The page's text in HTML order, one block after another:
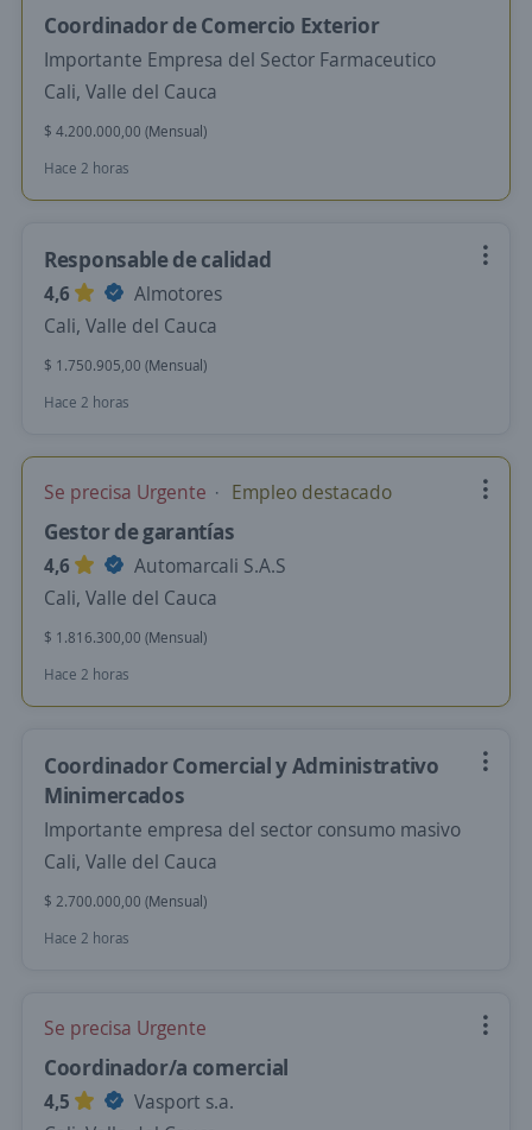
Coordinador de Comercio Exterior
Importante Empresa del Sector Farmaceutico
Cali, Valle del Cauca
$ 4.200.000,00 (Mensual)
Hace 2 horas
Responsable de calidad
4,6
Almotores
Cali, Valle del Cauca
$ 1.750.905,00 (Mensual)
Hace 2 horas
Se precisa Urgente Empleo destacado
Gestor de garantías
4,6
Automarcali S.A.S
Cali, Valle del Cauca
$ 1.816.300,00 (Mensual)
Hace 2 horas
Coordinador Comercial y Administrativo
Minimercados
Importante empresa del sector consumo masivo
Cali, Valle del Cauca
$ 2.700.000,00 (Mensual)
Hace 2 horas
Se precisa Urgente
Coordinador/a comercial
4,5
Vasport s.a.